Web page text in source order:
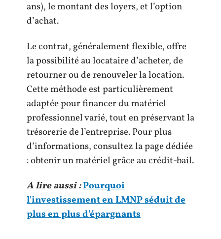
ans), le montant des loyers, et l’option
d’achat.
Le contrat, généralement flexible, offre
la possibilité au locataire d’acheter, de
retourner ou de renouveler la location.
Cette méthode est particulièrement
adaptée pour financer du matériel
professionnel varié, tout en préservant la
trésorerie de l’entreprise. Pour plus
d’informations, consultez la page dédiée
: obtenir un matériel grâce au crédit-bail.
A lire aussi :Pourquoi
l'investissement en LMNP séduit de
plus en plus d'épargnants